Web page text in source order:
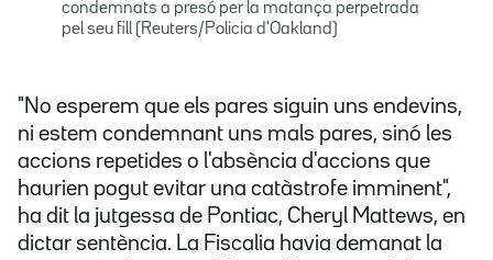
condemnats a presó per la matança perpetrada
pel seu fill (Reuters/Policia d'Oakland)
"No esperem que els pares siguin uns endevins,
ni estem condemnant uns mals pares, sinó les
accions repetides o l'absència d'accions que
haurien pogut evitar una catàstrofe imminent",
ha dit la jutgessa de Pontiac, Cheryl Mattews, en
dictar sentència. La Fiscalia havia demanat la